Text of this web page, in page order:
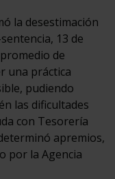
la desestimación
13 de
de
una práctica
pudiendo
las dificultades
con Tesorería
apremios,
por la Agencia